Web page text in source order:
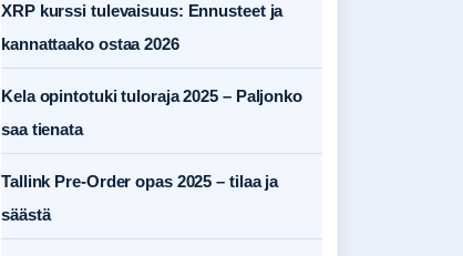
XRP kurssi tulevaisuus: Ennusteet ja
kannattaako ostaa 2026
Kela opintotuki tuloraja 2025 – Paljonko
saa tienata
Tallink Pre-Order opas 2025 – tilaa ja
säästä